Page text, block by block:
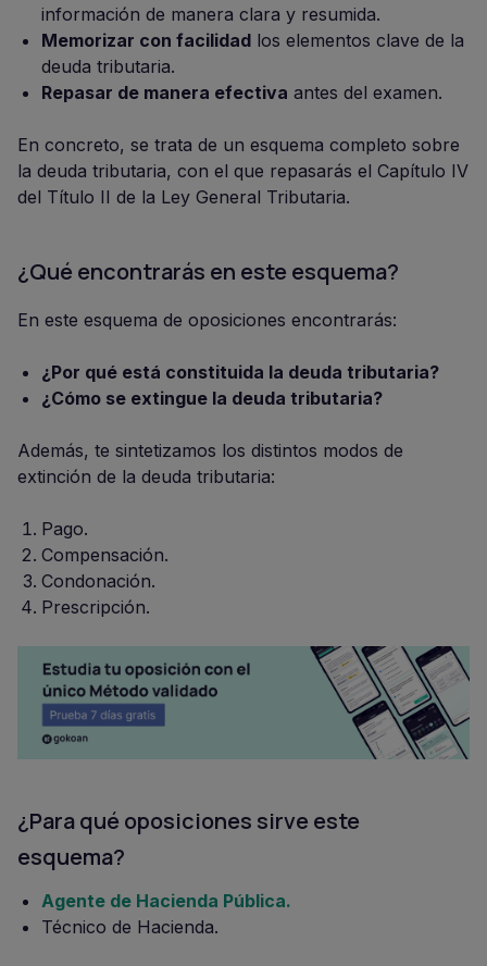
información de manera clara y resumida.
Memorizar con facilidad los elementos clave de la
deuda tributaria.
Repasar de manera efectiva antes del examen.
En concreto, se trata de un esquema completo sobre
la deuda tributaria, con el que repasarás el Capítulo IV
del Título II de la Ley General Tributaria.
¿Qué encontrarás en este esquema?
En este esquema de oposiciones encontrarás:
¿Por qué está constituida la deuda tributaria?
¿Cómo se extingue la deuda tributaria?
Además, te sintetizamos los distintos modos de
extinción de la deuda tributaria:
Pago.
Compensación.
Condonación.
Prescripción.
¿Para qué oposiciones sirve este
esquema?
Agente de Hacienda Pública.
Técnico de Hacienda.